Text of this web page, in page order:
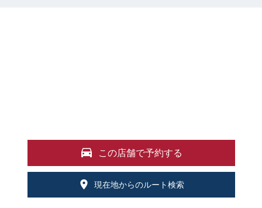
この店舗で予約する
現在地からのルート検索